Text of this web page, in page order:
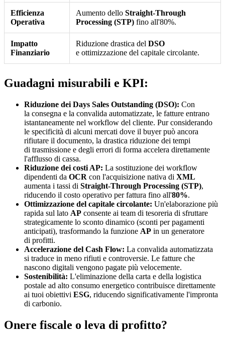
Efficienza
Operativa
Aumento dello Straight-Through
Processing (STP) fino all'80%.
Impatto
Finanziario
Riduzione drastica del DSO
e ottimizzazione del capitale circolante.
Guadagni misurabili e KPI:
Riduzione dei Days Sales Outstanding (DSO): Con
la consegna e la convalida automatizzate, le fatture entrano
istantaneamente nel workflow del cliente. Pur considerando
le specificità di alcuni mercati dove il buyer può ancora
rifiutare il documento, la drastica riduzione dei tempi
di trasmissione e degli errori di forma accelera direttamente
l'afflusso di cassa.
Riduzione dei costi AP: La sostituzione dei workflow
dipendenti da OCR con l'acquisizione nativa di XML
aumenta i tassi di Straight-Through Processing (STP),
riducendo il costo operativo per fattura fino all'80%.
Ottimizzazione del capitale circolante: Un'elaborazione più
rapida sul lato AP consente ai team di tesoreria di sfruttare
strategicamente lo sconto dinamico (sconti per pagamenti
anticipati), trasformando la funzione AP in un generatore
di profitti.
Accelerazione del Cash Flow: La convalida automatizzata
si traduce in meno rifiuti e controversie. Le fatture che
nascono digitali vengono pagate più velocemente.
Sostenibilità: L'eliminazione della carta e della logistica
postale ad alto consumo energetico contribuisce direttamente
ai tuoi obiettivi ESG, riducendo significativamente l'impronta
di carbonio.
Onere fiscale o leva di profitto?